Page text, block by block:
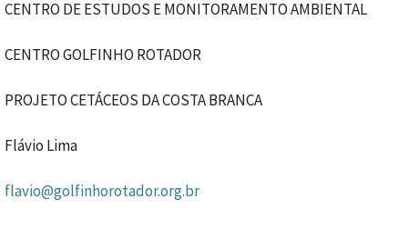
CENTRO DE ESTUDOS E MONITORAMENTO AMBIENTAL
CENTRO GOLFINHO ROTADOR
PROJETO CETÁCEOS DA COSTA BRANCA
Flávio Lima
flavio@golfinhorotador.org.br